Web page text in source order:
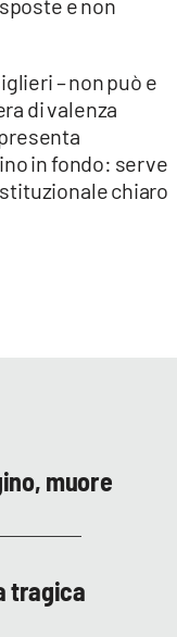
– non può e
di valenza
in fondo: serve
chiaro
muore
tragica